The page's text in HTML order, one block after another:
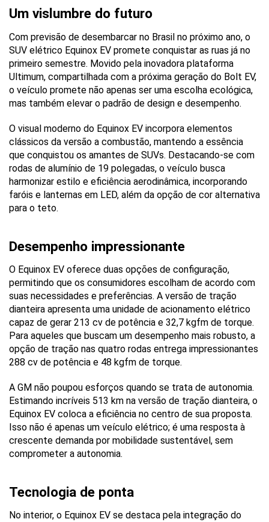
Um vislumbre do futuro
Com previsão de desembarcar no Brasil no próximo ano, o
SUV elétrico Equinox EV promete conquistar as ruas já no
primeiro semestre. Movido pela inovadora plataforma
Ultimum, compartilhada com a próxima geração do Bolt EV,
o veículo promete não apenas ser uma escolha ecológica,
mas também elevar o padrão de design e desempenho.
O visual moderno do Equinox EV incorpora elementos
clássicos da versão a combustão, mantendo a essência
que conquistou os amantes de SUVs. Destacando-se com
rodas de alumínio de 19 polegadas, o veículo busca
harmonizar estilo e eficiência aerodinâmica, incorporando
faróis e lanternas em LED, além da opção de cor alternativa
para o teto.
Desempenho impressionante
O Equinox EV oferece duas opções de configuração,
permitindo que os consumidores escolham de acordo com
suas necessidades e preferências. A versão de tração
dianteira apresenta uma unidade de acionamento elétrico
capaz de gerar 213 cv de potência e 32,7 kgfm de torque.
Para aqueles que buscam um desempenho mais robusto, a
opção de tração nas quatro rodas entrega impressionantes
288 cv de potência e 48 kgfm de torque.
A GM não poupou esforços quando se trata de autonomia.
Estimando incríveis 513 km na versão de tração dianteira, o
Equinox EV coloca a eficiência no centro de sua proposta.
Isso não é apenas um veículo elétrico; é uma resposta à
crescente demanda por mobilidade sustentável, sem
comprometer a autonomia.
Tecnologia de ponta
No interior, o Equinox EV se destaca pela integração do